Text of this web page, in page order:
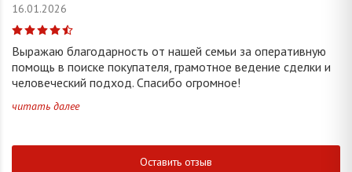
16.01.2026
Выражаю благодарность от нашей семьи за оперативную
помощь в поиске покупателя, грамотное ведение сделки и
человеческий подход. Спасибо огромное!
читать далее
Оставить отзыв